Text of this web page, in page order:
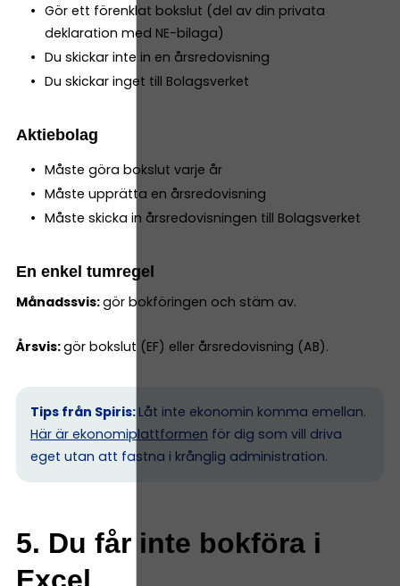
Gör ett förenklat bokslut (del av din privata
deklaration med NE-bilaga)
Du skickar inte in en årsredovisning
Du skickar inget till Bolagsverket
Aktiebolag
Måste göra bokslut varje år
Måste upprätta en årsredovisning
Måste skicka in årsredovisningen till Bolagsverket
En enkel tumregel
Månadssvis:gör bokföringen och stäm av.
Årsvis:gör bokslut (EF) eller årsredovisning (AB).
Tips från Spiris: Låt inte ekonomin komma emellan.
Här är ekonomiplattformen för dig som vill driva
eget utan att fastna i krånglig administration.
5. Du får inte bokföra i